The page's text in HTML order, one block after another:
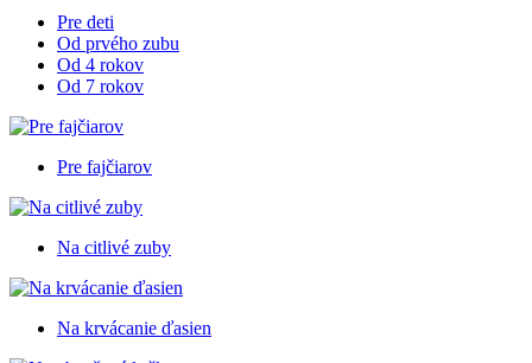
Pre deti
Od prvého zubu
Od 4 rokov
Od 7 rokov
Pre fajčiarov
Na citlivé zuby
Na krvácanie ďasien